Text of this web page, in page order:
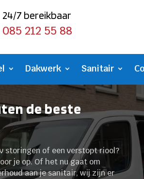
24/7 bereikbaar
085 212 55 88
Dakwerk Sanitair
de beste
storingen of een verstopt riool?
je op. Of het nu gaat om
aan je sanitair, wij zijn er